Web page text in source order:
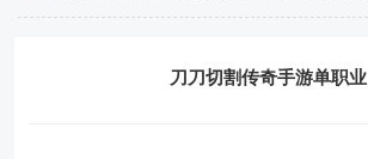
刀刀切割传奇手游单职业